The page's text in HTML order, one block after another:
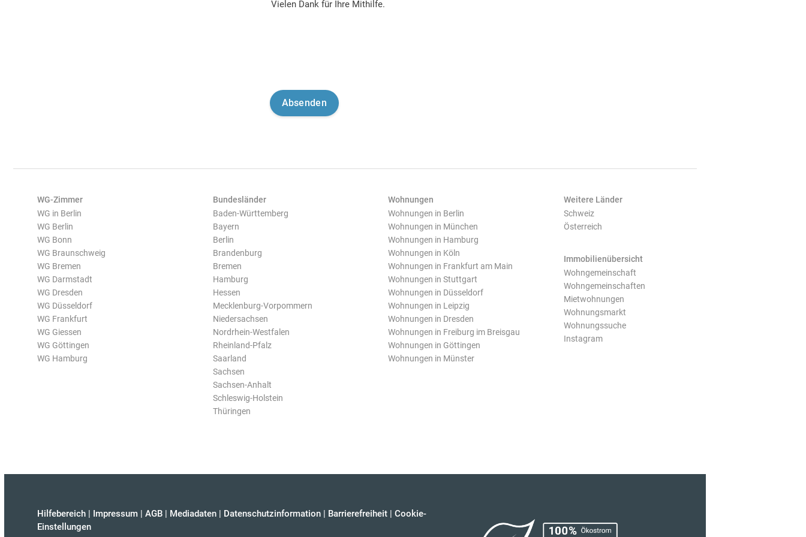
Vielen Dank für Ihre Mithilfe.
WG-Zimmer
WG in Berlin
WG Berlin
WG Bonn
WG Braunschweig
WG Bremen
WG Darmstadt
WG Dresden
WG Düsseldorf
WG Frankfurt
WG Giessen
WG Göttingen
WG Hamburg
Bundesländer
Baden-Württemberg
Bayern
Berlin
Brandenburg
Bremen
Hamburg
Hessen
Mecklenburg-Vorpommern
Niedersachsen
Nordrhein-Westfalen
Rheinland-Pfalz
Saarland
Sachsen
Sachsen-Anhalt
Schleswig-Holstein
Thüringen
Wohnungen
Wohnungen in Berlin
Wohnungen in München
Wohnungen in Hamburg
Wohnungen in Köln
Wohnungen in Frankfurt am Main
Wohnungen in Stuttgart
Wohnungen in Düsseldorf
Wohnungen in Leipzig
Wohnungen in Dresden
Wohnungen in Freiburg im Breisgau
Wohnungen in Göttingen
Wohnungen in Münster
Weitere Länder
Schweiz
Österreich
Immobilienübersicht
Wohngemeinschaft
Wohngemeinschaften
Mietwohnungen
Wohnungsmarkt
Wohnungssuche
Instagram
Hilfebereich | Impressum | AGB | Mediadaten | Datenschutzinformation | Barrierefreiheit | Cookie-
Einstellungen